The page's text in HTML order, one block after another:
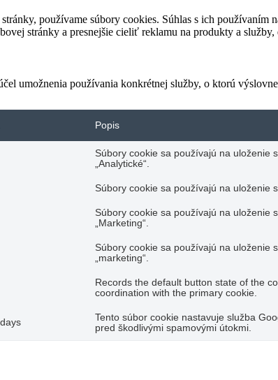
používame súbory cookies. Súhlas s ich používaním
stránky a presnejšie cieliť reklamu na produkty a služby,
umožnenia používania konkrétnej služby, o ktorú
Popis
Súbory cookie sa používajú na uloženie
„Analytické“.
Súbory cookie sa používajú na uloženie
Súbory cookie sa používajú na uloženie
„Marketing“.
Súbory cookie sa používajú na uloženie
„marketing“.
Records the default button state of the
coordination with the primary cookie.
Tento súbor cookie nastavuje služba
pred škodlivými spamovými útokmi.